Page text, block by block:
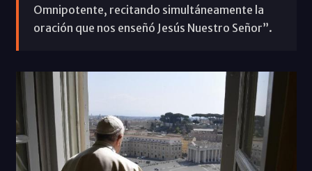
Omnipotente, recitando simultáneamente la
oración que nos enseñó Jesús Nuestro Señor”.